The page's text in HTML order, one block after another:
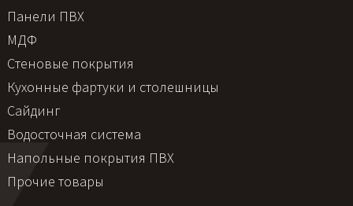
Панели ПВХ
МДФ
Стеновые покрытия
Кухонные фартуки и столешницы
Сайдинг
Водосточная система
Напольные покрытия ПВХ
Прочие товары